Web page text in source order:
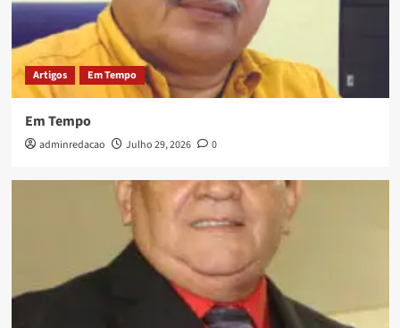
Artigos Em Tempo
Em Tempo
adminredacao Julho 29, 2026 0